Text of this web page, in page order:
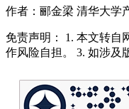
作者：郦金梁 清华大学
免责声明： 1. 本文转自
作风险自担。 3. 如涉及